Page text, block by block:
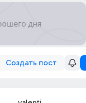
Создать пост